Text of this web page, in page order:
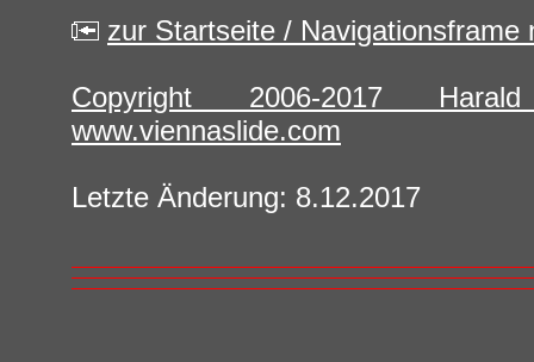
zur Startseite / Navigationsframe
Copyright 2006-2017
www.viennaslide.com
Letzte Änderung: 8.12.2017